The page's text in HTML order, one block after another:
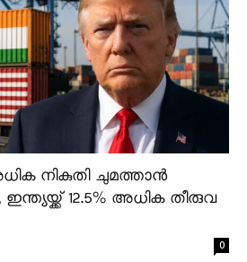
നികുതി ചുമത്താൻ
12.5% അധിക തീരുവ
0